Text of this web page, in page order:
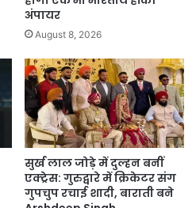
अंपायर
August 8, 2026
सुर्ख लाल जोड़े में दुल्हन बनीं
एक्ट्रेस: गुरुद्वारे में क्रिकेटर संग
गुपचुप रचाई शादी, बाराती बने